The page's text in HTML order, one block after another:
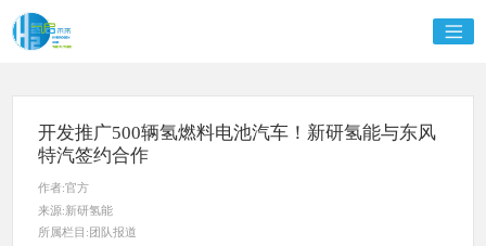
开发推广500辆氢燃料电池汽车！新研氢能与东风
特汽签约合作
作者:官方
来源:新研氢能
所属栏目:团队报道